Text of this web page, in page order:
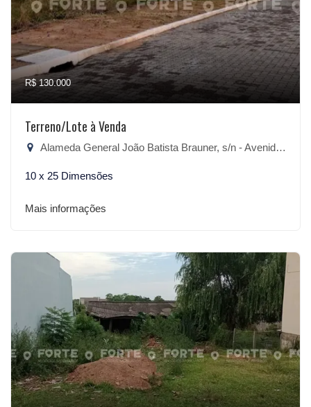
R$ 130.000
Terreno/Lote à Venda
Alameda General João Batista Brauner, s/n - Avenida, São Lourenço do Sul-RS
10 x 25 Dimensões
Mais informações